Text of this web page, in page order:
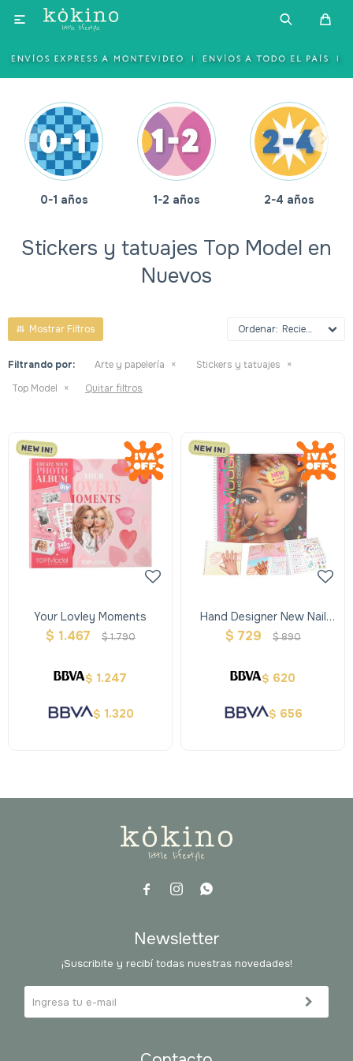

0-1 años 1-2 años 2-4 años
Stickers y tatuajes Top Model en
Nuevos
Recientes
Filtrando por: Arte y papelería
Stickers y tatuajes
Top Model
Quitar filtros
Your Lovley Moments
$ 1.467 $1.790
$ 1.247
$ 1.320
Hand Designer New Nail
Stickers
$ 729 $890
$ 620
$ 656
  
Newsletter
¡Suscribite y recibí todas nuestras novedades!